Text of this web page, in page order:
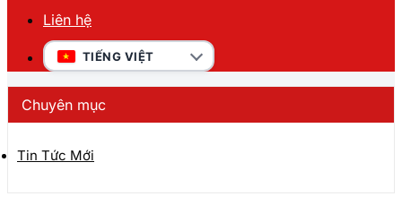
Liên hệ
TIẾNG VIỆT
Chuyên mục
Tin Tức Mới